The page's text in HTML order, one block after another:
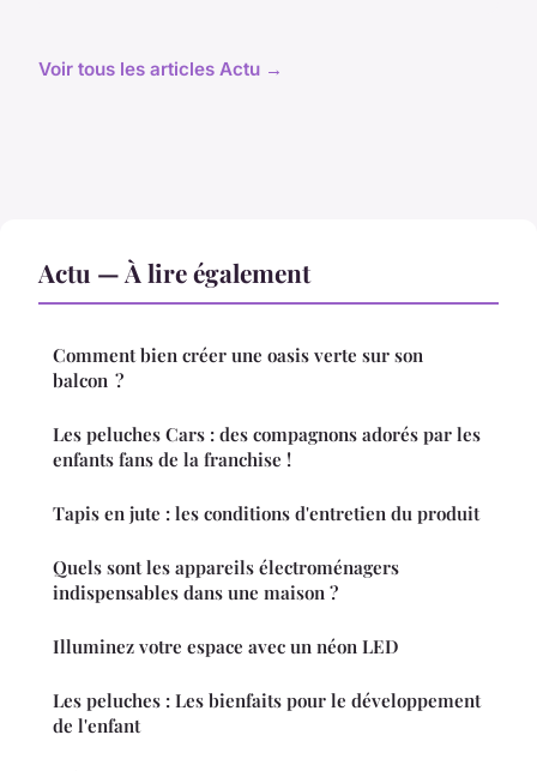
Voir tous les articles Actu →
Actu — À lire également
Comment bien créer une oasis verte sur son
balcon ?
Les peluches Cars : des compagnons adorés par les
enfants fans de la franchise !
Tapis en jute : les conditions d'entretien du produit
Quels sont les appareils électroménagers
indispensables dans une maison ?
Illuminez votre espace avec un néon LED
Les peluches : Les bienfaits pour le développement
de l'enfant